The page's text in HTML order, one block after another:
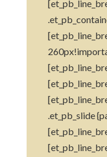
.et_pb_slide